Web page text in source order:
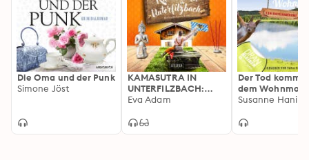
Die Oma und der Punk
Simone Jöst
KAMASUTRA IN
UNTERFILZBACH:
Krimikomödie aus
Eva Adam
Der Tod kommt
dem
Susanne Hanika